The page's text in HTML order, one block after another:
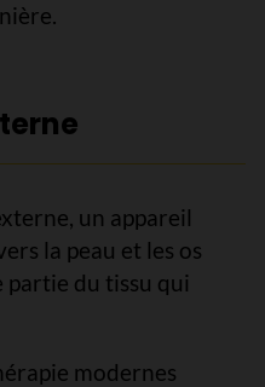
un appareil
la peau et les os
partie du tissu qui
modernes